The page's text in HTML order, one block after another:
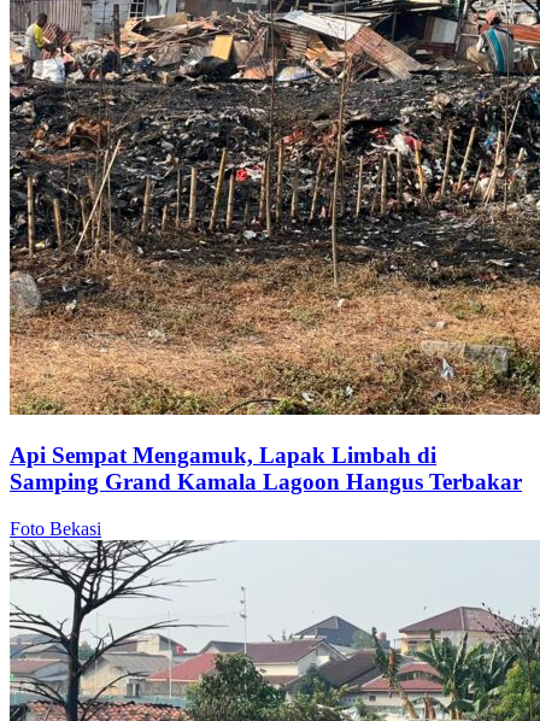
Api Sempat Mengamuk, Lapak Limbah di
Samping Grand Kamala Lagoon Hangus Terbakar
Foto Bekasi